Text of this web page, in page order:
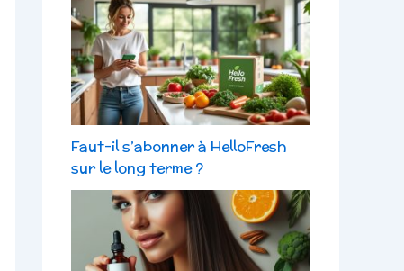
Faut-il s’abonner à HelloFresh
sur le long terme ?